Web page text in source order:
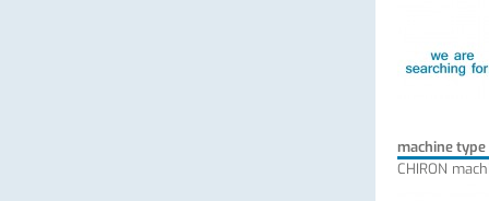
machine type
CHIRON